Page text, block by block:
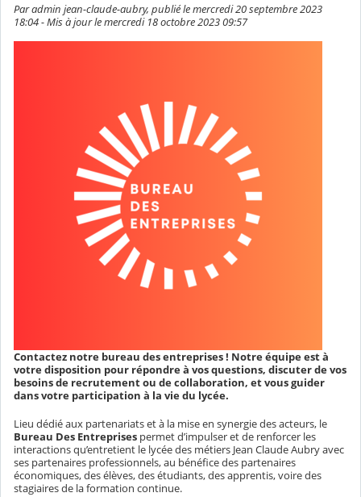
Par admin jean-claude-aubry, publié le mercredi 20 septembre 2023
18:04 - Mis à jour le mercredi 18 octobre 2023 09:57
Contactez notre bureau des entreprises ! Notre équipe est à
votre disposition pour répondre à vos questions, discuter de vos
besoins de recrutement ou de collaboration, et vous guider
dans votre participation à la vie du lycée.
Lieu dédié aux partenariats et à la mise en synergie des acteurs, le
Bureau Des Entreprises permet d’impulser et de renforcer les
interactions qu’entretient le lycée des métiers Jean Claude Aubry avec
ses partenaires professionnels, au bénéfice des partenaires
économiques, des élèves, des étudiants, des apprentis, voire des
stagiaires de la formation continue.